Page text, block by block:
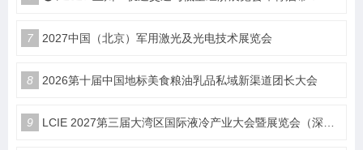
7 2027中国（北京）军用激光及光电技术展览会
8 2026第十届中国地标美食粮油乳品私域新渠道团长大会
9 LCIE 2027第三届大湾区国际液冷产业大会暨展览会（深圳）